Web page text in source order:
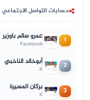
حسابات التواصل الاجتماعي
1 عمرو سالم باوزير
Facebook
2 أبوخالد الناخبي
X
3 بركان المسيرة
X